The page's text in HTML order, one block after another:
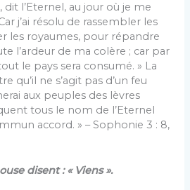
l’Eternel, au jour où je me
j’ai résolu de rassembler les
les royaumes, pour répandre
l’ardeur de ma colère ; car par
le pays sera consumé. » La
qu’il ne s’agit pas d’un feu
aux peuples des lèvres
tous le nom de l’Eternel
accord. » – Sophonie 3 : 8,
disent : « Viens ».